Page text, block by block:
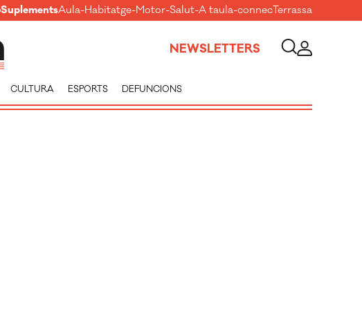
SuplementsAula-Habitatge-Motor-Salut-A taula-connecTerrassa
NEWSLETTERS
CULTURA ESPORTS DEFUNCIONS